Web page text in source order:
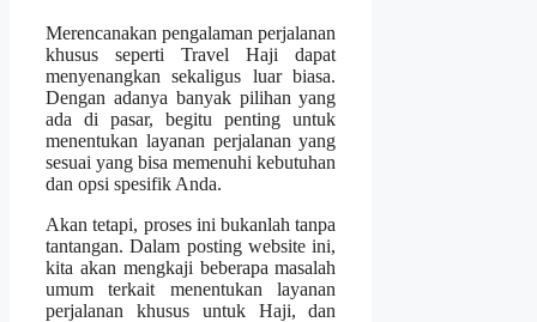
Merencanakan pengalaman perjalanan
khusus seperti Travel Haji dapat
menyenangkan sekaligus luar biasa.
Dengan adanya banyak pilihan yang
ada di pasar, begitu penting untuk
menentukan layanan perjalanan yang
sesuai yang bisa memenuhi kebutuhan
dan opsi spesifik Anda.
Akan tetapi, proses ini bukanlah tanpa
tantangan. Dalam posting website ini,
kita akan mengkaji beberapa masalah
umum terkait menentukan layanan
perjalanan khusus untuk Haji, dan